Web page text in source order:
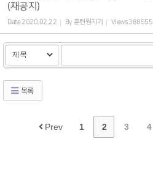
(재공지)
Date 2020.02.22 By 훈련원지기 Views 388555
목록
Prev 1 2 3 4